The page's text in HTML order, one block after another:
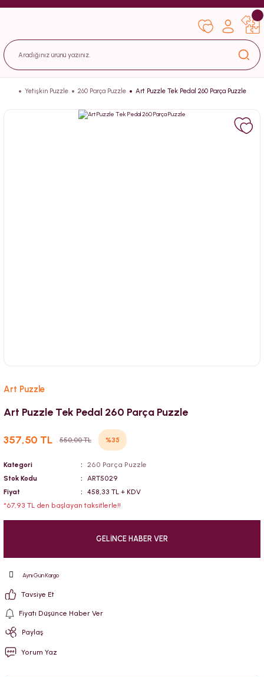
Yetişkin Puzzle 260 Parça Puzzle Art Puzzle Tek Pedal 260 Parça Puzzle
Art Puzzle
Art Puzzle Tek Pedal 260 Parça Puzzle
357,50 TL 550,00 TL %35
Kategori
260 Parça Puzzle
Stok Kodu
ART5029
Fiyat
458,33 TL + KDV
*67,93 TL den başlayan taksitlerle!!
GELINCE HABER VER
Aynı Gün Kargo
Tavsiye Et
Fiyatı Düşünce Haber Ver
Paylaş
Yorum Yaz